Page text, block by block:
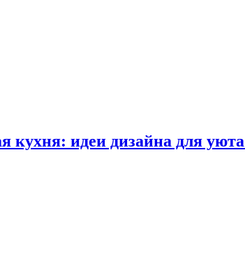
кухня: идеи дизайна для